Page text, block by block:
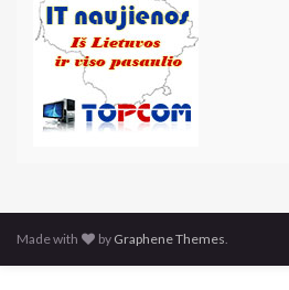
Made with by Graphene Themes.